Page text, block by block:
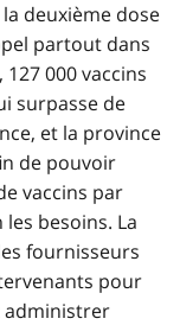
deuxième dose
partout dans
000 vaccins
surpasse de
et la province
de pouvoir
vaccins par
besoins. La
fournisseurs
pour
administrer